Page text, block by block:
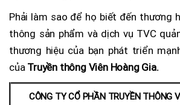
Phải làm sao để họ biết đến thương
thông sản phẩm và dịch vụ TVC
thương hiệu của bạn phát triển
của Truyền thông Viên Hoàng Gia.
CÔNG TY CỔ PHẦN TRUYỀN THÔNG